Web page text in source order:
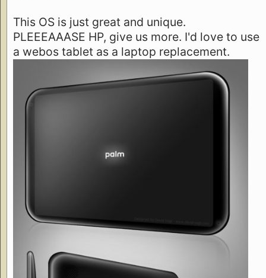
This OS is just great and unique.
PLEEEAAASE HP, give us more. I'd love to use
a webos tablet as a laptop replacement.